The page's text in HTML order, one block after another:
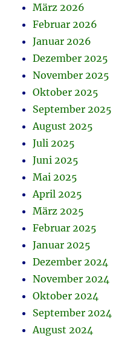
März 2026
Februar 2026
Januar 2026
Dezember 2025
November 2025
Oktober 2025
September 2025
August 2025
Juli 2025
Juni 2025
Mai 2025
April 2025
März 2025
Februar 2025
Januar 2025
Dezember 2024
November 2024
Oktober 2024
September 2024
August 2024